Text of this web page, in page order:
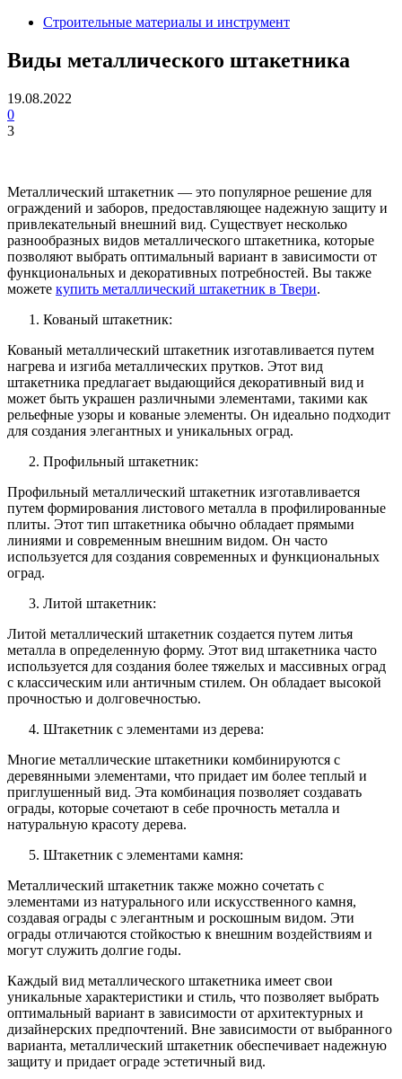
Строительные материалы и инструмент
Виды металлического штакетника
19.08.2022
0
3
Металлический штакетник — это популярное решение для
ограждений и заборов, предоставляющее надежную защиту и
привлекательный внешний вид. Существует несколько
разнообразных видов металлического штакетника, которые
позволяют выбрать оптимальный вариант в зависимости от
функциональных и декоративных потребностей. Вы также
можете купить металлический штакетник в Твери.
Кованый штакетник:
Кованый металлический штакетник изготавливается путем
нагрева и изгиба металлических прутков. Этот вид
штакетника предлагает выдающийся декоративный вид и
может быть украшен различными элементами, такими как
рельефные узоры и кованые элементы. Он идеально подходит
для создания элегантных и уникальных оград.
Профильный штакетник:
Профильный металлический штакетник изготавливается
путем формирования листового металла в профилированные
плиты. Этот тип штакетника обычно обладает прямыми
линиями и современным внешним видом. Он часто
используется для создания современных и функциональных
оград.
Литой штакетник:
Литой металлический штакетник создается путем литья
металла в определенную форму. Этот вид штакетника часто
используется для создания более тяжелых и массивных оград
с классическим или античным стилем. Он обладает высокой
прочностью и долговечностью.
Штакетник с элементами из дерева:
Многие металлические штакетники комбинируются с
деревянными элементами, что придает им более теплый и
приглушенный вид. Эта комбинация позволяет создавать
ограды, которые сочетают в себе прочность металла и
натуральную красоту дерева.
Штакетник с элементами камня:
Металлический штакетник также можно сочетать с
элементами из натурального или искусственного камня,
создавая ограды с элегантным и роскошным видом. Эти
ограды отличаются стойкостью к внешним воздействиям и
могут служить долгие годы.
Каждый вид металлического штакетника имеет свои
уникальные характеристики и стиль, что позволяет выбрать
оптимальный вариант в зависимости от архитектурных и
дизайнерских предпочтений. Вне зависимости от выбранного
варианта, металлический штакетник обеспечивает надежную
защиту и придает ограде эстетичный вид.